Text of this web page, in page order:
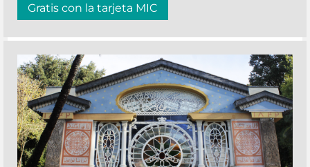
Gratis con la tarjeta MIC